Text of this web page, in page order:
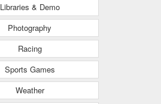
Libraries & Demo
Photography
Racing
Sports Games
Weather